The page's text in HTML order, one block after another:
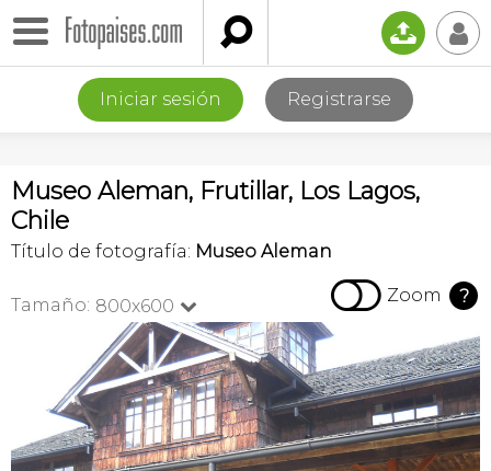
 📤 👤
Iniciar sesión Registrarse
Museo Aleman, Frutillar, Los Lagos,
Chile
Título de fotografía: Museo Aleman
Tamaño: 800x600   Zoom ?